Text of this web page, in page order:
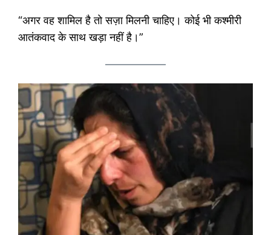
“अगर वह शामिल है तो सज़ा मिलनी चाहिए। कोई भी कश्मीरी
आतंकवाद के साथ खड़ा नहीं है।”